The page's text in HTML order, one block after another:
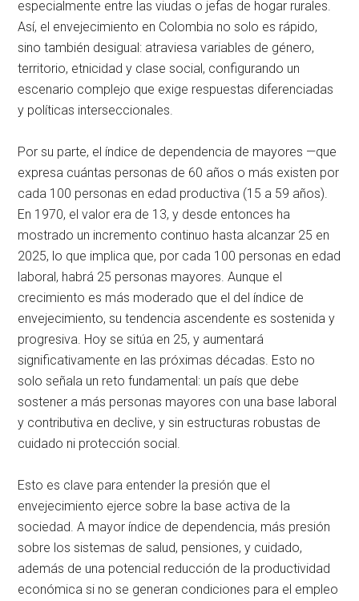
especialmente entre las viudas o jefas de hogar rurales.
Así, el envejecimiento en Colombia no solo es rápido,
sino también desigual: atraviesa variables de género,
territorio, etnicidad y clase social, configurando un
escenario complejo que exige respuestas diferenciadas
y políticas interseccionales.
Por su parte, el índice de dependencia de mayores —que
expresa cuántas personas de 60 años o más existen por
cada 100 personas en edad productiva (15 a 59 años).
En 1970, el valor era de 13, y desde entonces ha
mostrado un incremento continuo hasta alcanzar 25 en
2025, lo que implica que, por cada 100 personas en edad
laboral, habrá 25 personas mayores. Aunque el
crecimiento es más moderado que el del índice de
envejecimiento, su tendencia ascendente es sostenida y
progresiva. Hoy se sitúa en 25, y aumentará
significativamente en las próximas décadas. Esto no
solo señala un reto fundamental: un país que debe
sostener a más personas mayores con una base laboral
y contributiva en declive, y sin estructuras robustas de
cuidado ni protección social.
Esto es clave para entender la presión que el
envejecimiento ejerce sobre la base activa de la
sociedad. A mayor índice de dependencia, más presión
sobre los sistemas de salud, pensiones, y cuidado,
además de una potencial reducción de la productividad
económica si no se generan condiciones para el empleo